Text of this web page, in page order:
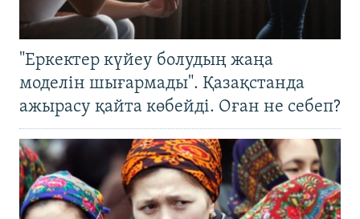
"Еркектер күйеу болудың жаңа
моделін шығармады". Қазақстанда
ажырасу қайта көбейді. Оған не себеп?